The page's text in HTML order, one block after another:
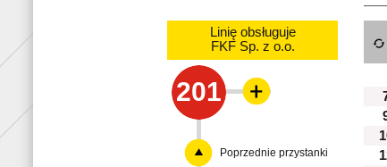
Linię obsługuje
FKF Sp. z o.o.
201
Poprzednie przystanki